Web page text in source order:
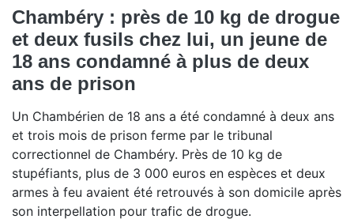
Chambéry : près de 10 kg de drogue
et deux fusils chez lui, un jeune de
18 ans condamné à plus de deux
ans de prison
Un Chambérien de 18 ans a été condamné à deux ans
et trois mois de prison ferme par le tribunal
correctionnel de Chambéry. Près de 10 kg de
stupéfiants, plus de 3 000 euros en espèces et deux
armes à feu avaient été retrouvés à son domicile après
son interpellation pour trafic de drogue.